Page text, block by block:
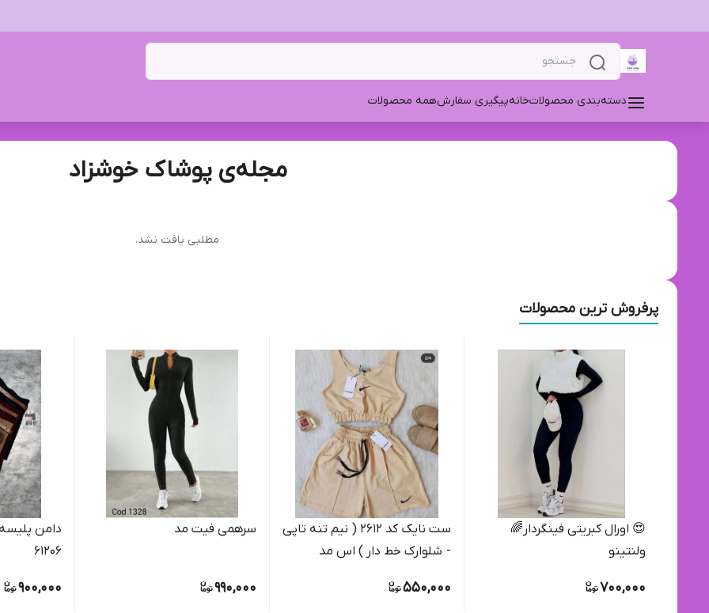
دسته‌بندی محصولاتخانهپیگیری سفارشهمه محصولات
مجله‌ی پوشاک خوشزاد
مطلبی یافت نشد.
پرفروش ترین محصولات
😍 اورال کبریتی فینگردار🌈
ولنتینو
700,000
ست نایک کد 2612 ( نیم تنه تاپی
- شلوارک خط دار ) اس مد
550,000
سرهمی فیت مد
990,000
دامن
61206
900,000